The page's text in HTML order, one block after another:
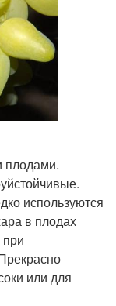
плодами.
используются
в плодах
при
или для